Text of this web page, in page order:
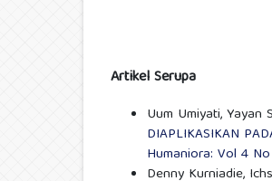
Artikel Serupa
Uum Umiyati, Yayan
DIAPLIKASIKAN
Humaniora: Vol 4
Denny Kurniadie,